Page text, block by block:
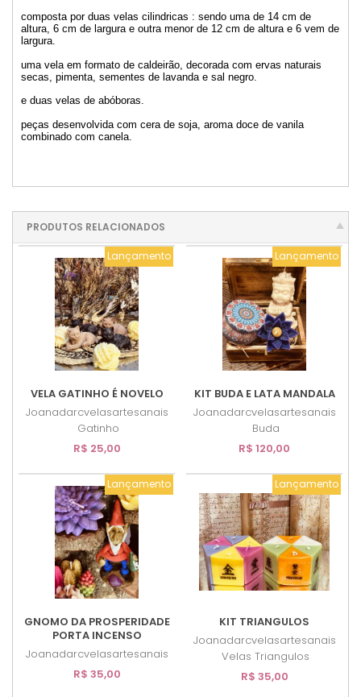
composta por duas velas cilindricas : sendo uma de 14 cm de
altura, 6 cm de largura e outra menor de 12 cm de altura e 6 vem de
largura.
uma vela em formato de caldeirão, decorada com ervas naturais
secas, pimenta, sementes de lavanda e sal negro.
e duas velas de abóboras.
peças desenvolvida com cera de soja, aroma doce de vanila
combinado com canela.
PRODUTOS RELACIONADOS
Lançamento
VELA GATINHO É NOVELO
Joanadarcvelasartesanais
Gatinho
R$ 25,00
Lançamento
KIT BUDA E LATA MANDALA
Joanadarcvelasartesanais
Buda
R$ 120,00
Lançamento
GNOMO DA PROSPERIDADE
PORTA INCENSO
Joanadarcvelasartesanais
R$ 35,00
Lançamento
KIT TRIANGULOS
Joanadarcvelasartesanais
Velas Triangulos
R$ 35,00